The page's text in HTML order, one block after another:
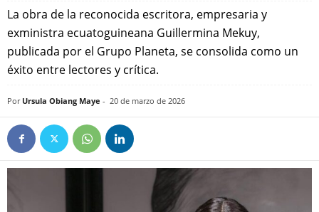
La obra de la reconocida escritora, empresaria y
exministra ecuatoguineana Guillermina Mekuy,
publicada por el Grupo Planeta, se consolida como un
éxito entre lectores y crítica.
Por Ursula Obiang Maye - 20 de marzo de 2026